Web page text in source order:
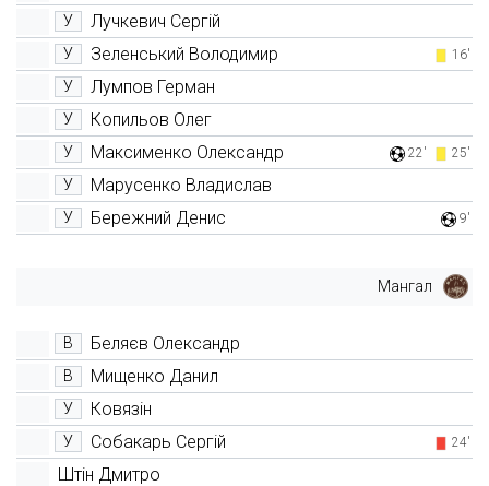
У Лучкевич Сергій
У Зеленський Володимир 16'
У Лумпов Герман
У Копильов Олег
У Максименко Олександр 22' 25'
У Марусенко Владислав
У Бережний Денис 9'
Мангал
В Беляєв Олександр
В Мищенко Данил
У Ковязін
У Собакарь Сергій 24'
Штін Дмитро